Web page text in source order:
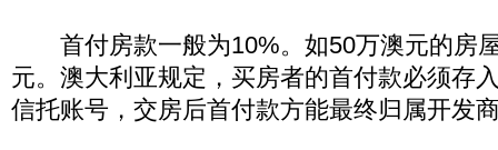
首付房款一般为10%。如50万澳元的房
元。澳大利亚规定，买房者的首付款必须存
信托账号，交房后首付款方能最终归属开发